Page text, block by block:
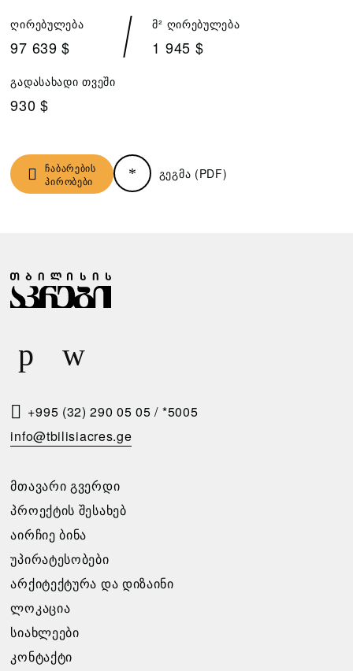
ღირებულება
97 639 $
მ² ღირებულება
1 945 $
გადასახადი თვეში
930 $
ჩაბარების
პირობები
გეგმა (PDF)
Ჩ
Ა
Ა
Რ
Ბ
Ი
Პ
Ი
Რ
Ო
Ბ
Ე
Ბ
Ი
Ზ
Ა
Ი
Ს
Ო
Თ
Ო
Ვ
Ნ
Ა
გთხოვთ
შეავსოთ
განაცხადი,
ჩვენ
+995 (32) 290 05 05 / *5005
info@tbilisiacres.ge
ᲛᲗᲐᲕᲐᲠᲘ ᲒᲕᲔᲠᲓᲘ
ᲞᲠᲝᲔᲥᲢᲘᲡ ᲨᲔᲡᲐᲮᲔᲑ
ᲐᲘᲠᲩᲘᲔ ᲑᲘᲜᲐ
ᲣᲞᲘᲠᲐᲢᲔᲡᲝᲑᲔᲑᲘ
ᲐᲠᲥᲘᲢᲔᲥᲢᲣᲠᲐ ᲓᲐ ᲓᲘᲖᲐᲘᲜᲘ
ᲚᲝᲙᲐᲪᲘᲐ
ᲡᲘᲐᲮᲚᲔᲔᲑᲘ
ᲙᲝᲜᲢᲐᲥᲢᲘ